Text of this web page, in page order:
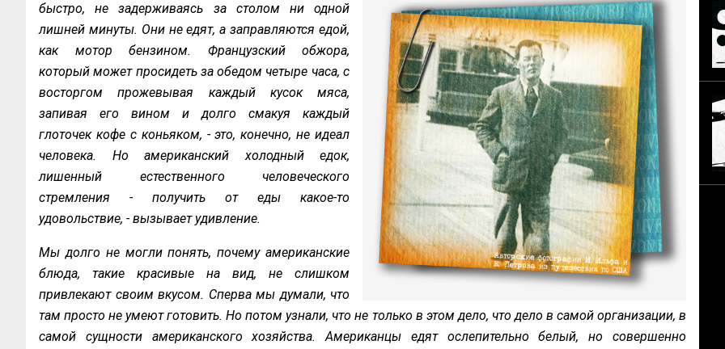
быстро, не задерживаясь за столом ни одной
лишней минуты. Они не едят, а заправляются едой,
как мотор бензином. Французский обжора,
который может просидеть за обедом четыре часа, с
восторгом прожевывая каждый кусок мяса,
запивая его вином и долго смакуя каждый
глоточек кофе с коньяком, - это, конечно, не идеал
человека. Но американский холодный едок,
лишенный естественного человеческого
стремления - получить от еды какое-то
удовольствие, - вызывает удивление.
Мы долго не могли понять, почему американские
блюда, такие красивые на вид, не слишком
привлекают своим вкусом. Сперва мы думали, что
там просто не умеют готовить. Но потом узнали, что не только в этом дело, что дело в самой организации, в
самой сущности американского хозяйства. Американцы едят ослепительно белый, но совершенно